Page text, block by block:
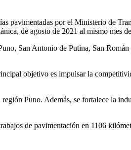
pavimentadas por el Ministerio de
de agosto de 2021 al mismo mes
San Antonio de Putina, San
objetivo es impulsar la
Puno. Además, se fortalece la
de pavimentación en 1106